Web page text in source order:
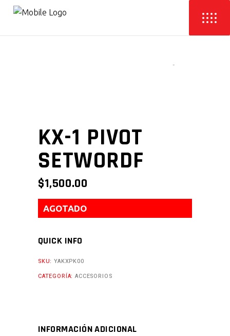
KX-1 PIVOT
SETWORDF
$1,500.00
AGOTADO
QUICK INFO
SKU:YAKXPK00
CATEGORÍA:ACCESORIOS
INFORMACIÓN ADICIONAL